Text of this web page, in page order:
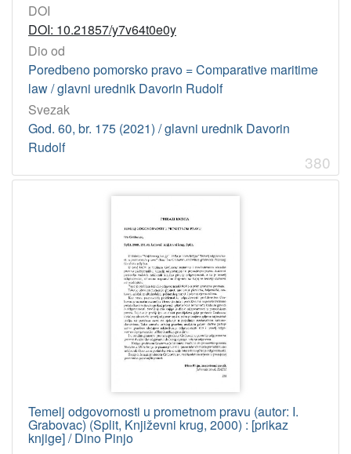
DOI
DOI: 10.21857/y7v64t0e0y
Dio od
Poredbeno pomorsko pravo = Comparative maritime
law / glavni urednik Davorin Rudolf
Svezak
God. 60, br. 175 (2021) / glavni urednik Davorin
Rudolf
380
Temelj odgovornosti u prometnom pravu (autor: I.
Grabovac) (Split, Književni krug, 2000) : [prikaz
knjige] / Dino Pinjo